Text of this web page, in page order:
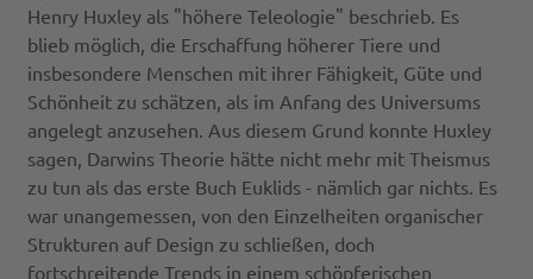
Henry Huxley als "höhere Teleologie" beschrieb. Es
blieb möglich, die Erschaffung höherer Tiere und
insbesondere Menschen mit ihrer Fähigkeit, Güte und
Schönheit zu schätzen, als im Anfang des Universums
angelegt anzusehen. Aus diesem Grund konnte Huxley
sagen, Darwins Theorie hätte nicht mehr mit Theismus
zu tun als das erste Buch Euklids - nämlich gar nichts. Es
war unangemessen, von den Einzelheiten organischer
Strukturen auf Design zu schließen, doch
fortschreitende Trends in einem schöpferischen